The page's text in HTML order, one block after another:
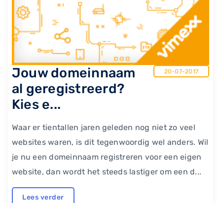
Jouw domeinnaam
al geregistreerd?
Kies e...
20-07-2017
Waar er tientallen jaren geleden nog niet zo veel
websites waren, is dit tegenwoordig wel anders. Wil
je nu een domeinnaam registreren voor een eigen
website, dan wordt het steeds lastiger om een d...
Lees verder